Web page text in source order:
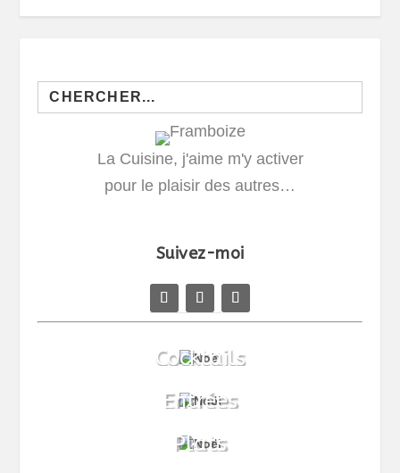
Search
for:
La Cuisine, j'aime m'y activer
pour le plaisir des autres…
Suivez-moi